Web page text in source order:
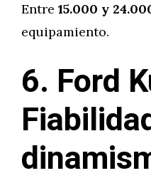
Entre 15.000 y
equipamiento.
6. Ford